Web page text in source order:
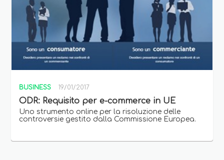
BUSINESS 19/01/2017
ODR: Requisito per e-commerce in UE
Uno strumento online per la risoluzione delle
controversie gestito dalla Commissione Europea.